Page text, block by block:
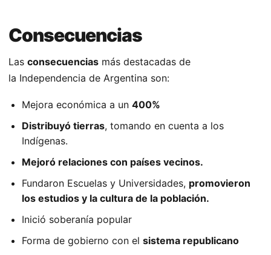
Consecuencias
Las consecuencias más destacadas de
la Independencia de Argentina son:
Mejora económica a un 400%
Distribuyó tierras, tomando en cuenta a los
Indígenas.
Mejoró relaciones con países vecinos.
Fundaron Escuelas y Universidades, promovieron
los estudios y la cultura de la población.
Inició soberanía popular
Forma de gobierno con el sistema republicano